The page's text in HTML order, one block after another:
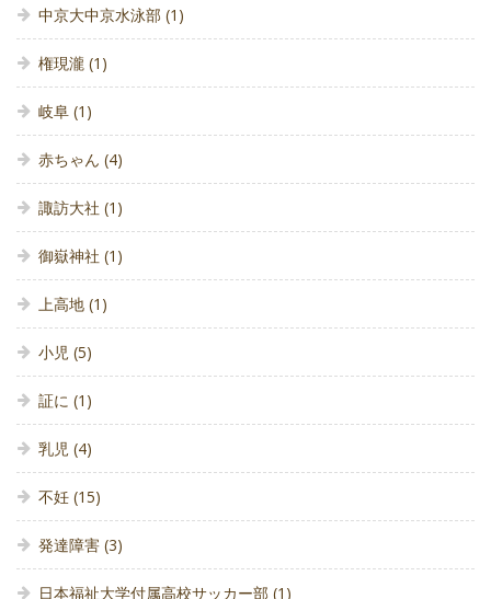
中京大中京水泳部 (1)
権現瀧 (1)
岐阜 (1)
赤ちゃん (4)
諏訪大社 (1)
御嶽神社 (1)
上高地 (1)
小児 (5)
証に (1)
乳児 (4)
不妊 (15)
発達障害 (3)
日本福祉大学付属高校サッカー部 (1)